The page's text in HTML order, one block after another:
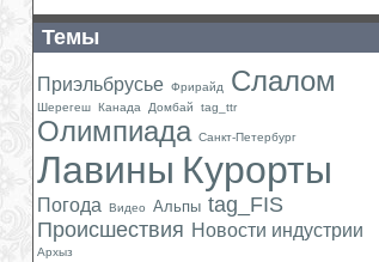
Темы
Приэльбрусье Фрирайд Слалом
Шерегеш Канада Домбай tag_ttr
Олимпиада Санкт-Петербург
Лавины Курорты
Погода Видео Альпы tag_FIS
Происшествия Новости индустрии
Архыз